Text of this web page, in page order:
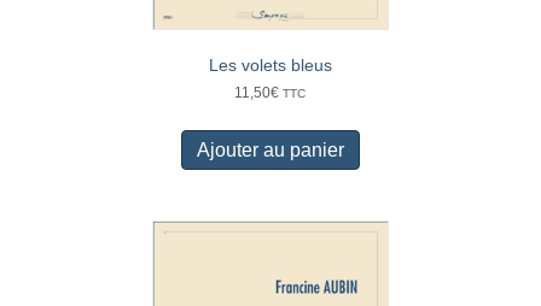
Les volets bleus
11,50€ TTC
Ajouter au panier